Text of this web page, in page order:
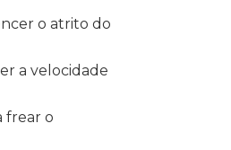
o atrito do
a velocidade
frear o